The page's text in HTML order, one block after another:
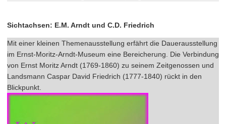
Sichtachsen: E.M. Arndt und C.D. Friedrich
Mit einer kleinen Themenausstellung erfährt die Dauerausstellung
im Ernst-Moritz-Arndt-Museum eine Bereicherung. Die Verbindung
von Ernst Moritz Arndt (1769-1860) zu seinem Zeitgenossen und
Landsmann Caspar David Friedrich (1777-1840) rückt in den
Blickpunkt.